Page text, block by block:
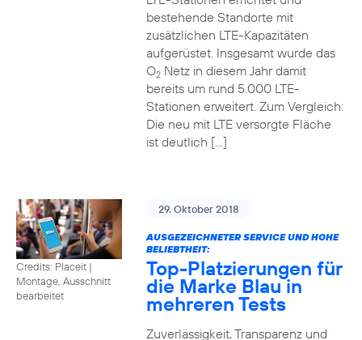
bestehende Standorte mit
zusätzlichen LTE-Kapazitäten
aufgerüstet. Insgesamt wurde das
O2Netz in diesem Jahr damit
bereits um rund 5.000 LTE-
Stationen erweitert. Zum Vergleich:
Die neu mit LTE versorgte Fläche
ist deutlich […]
Credits: Placeit |
Montage, Ausschnitt
bearbeitet
29. Oktober 2018
AUSGEZEICHNETER SERVICE UND HOHE
BELIEBTHEIT:
Top-Platzierungen für
die Marke Blau in
mehreren Tests
Zuverlässigkeit, Transparenz und